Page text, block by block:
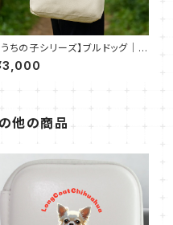
うちの子シリーズ】ブルドッグ｜キ
ンバストート M（全7色）
他の商品